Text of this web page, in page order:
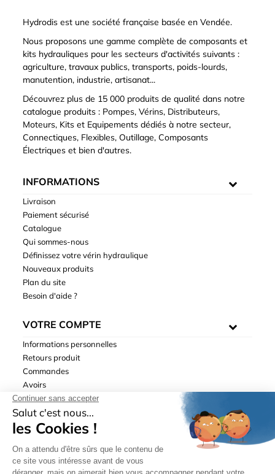
Hydrodis est une société française basée en Vendée.
Nous proposons une gamme complète de composants et
kits hydrauliques pour les secteurs d'activités suivants :
agriculture, travaux publics, transports, poids-lourds,
manutention, industrie, artisanat...
Découvrez plus de 15 000 produits de qualité dans notre
catalogue produits : Pompes, Vérins, Distributeurs,
Moteurs, Kits et Equipements dédiés à notre secteur,
Connectiques, Flexibles, Outillage, Composants
Électriques et bien d'autres.
INFORMATIONS
Livraison
Paiement sécurisé
Catalogue
Qui sommes-nous
Définissez votre vérin hydraulique
Nouveaux produits
Plan du site
Besoin d'aide ?
VOTRE COMPTE
Informations personnelles
Retours produit
Commandes
Avoirs
Adresses
Bons de réduction